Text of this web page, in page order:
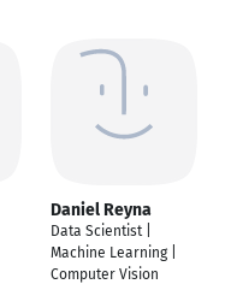
Daniel Reyna
Data Scientist |
Machine Learning |
Computer Vision